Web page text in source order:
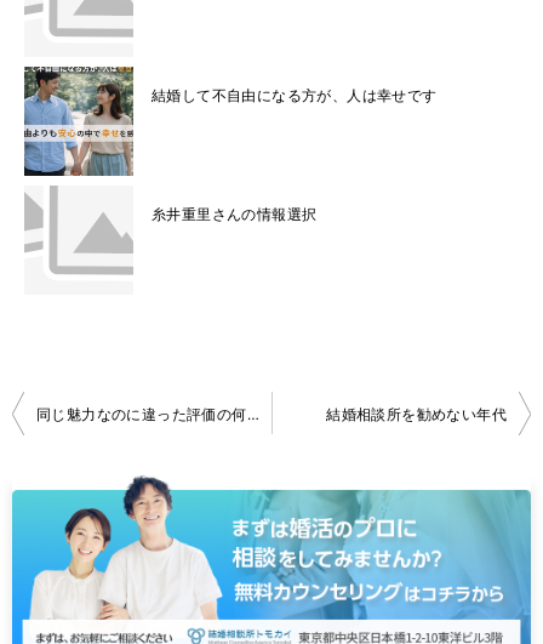
結婚して不自由になる方が、人は幸せです
糸井重里さんの情報選択
投
ナ
ー
同じ魅力なのに違った評価の何故？ 結婚相談所を勧めない年代